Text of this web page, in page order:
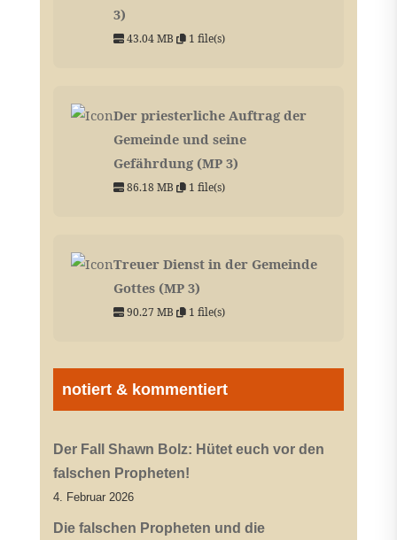
3)
43.04 MB 1 file(s)
Der priesterliche Auftrag der
Gemeinde und seine
Gefährdung (MP 3)
86.18 MB 1 file(s)
Treuer Dienst in der Gemeinde
Gottes (MP 3)
90.27 MB 1 file(s)
notiert & kommentiert
Der Fall Shawn Bolz: Hütet euch vor den
falschen Propheten!
4. Februar 2026
Die falschen Propheten und die